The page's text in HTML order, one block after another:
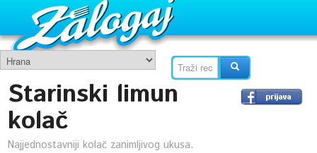
Starinski limun
kolač
Najjednostavniji kolač zanimljivog ukusa.